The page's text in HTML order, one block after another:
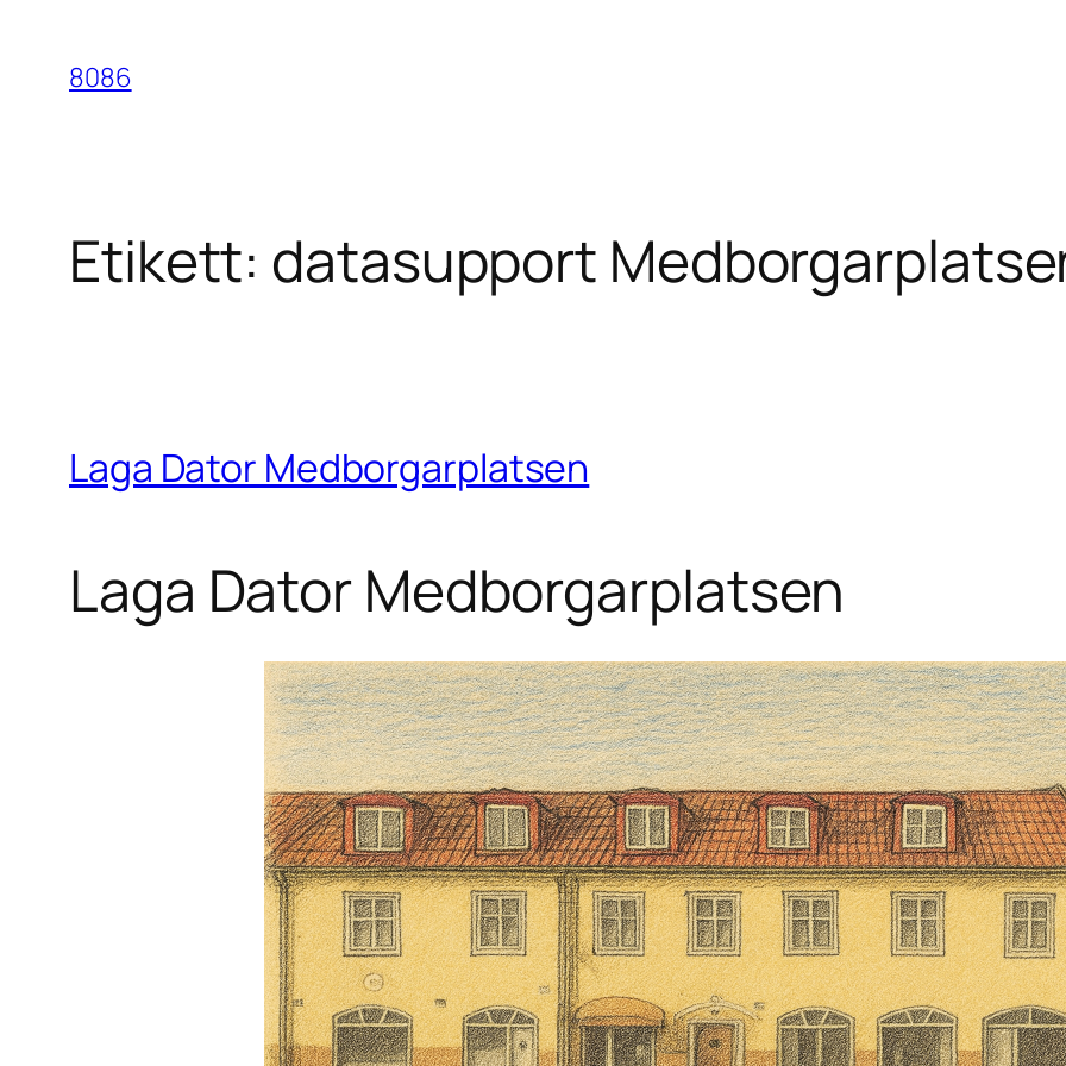
innehåll
8086
Etikett: datasupport
Laga Dator Medborgarplatsen
Laga Dator Medborgarplatsen